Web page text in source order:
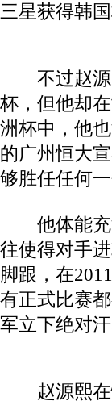
三星获得韩
不过赵源
杯，但他却
洲杯中，他
的广州恒大
够胜任任何一
他体能充
往使得对手
脚跟，在
有正式比赛
军立下绝对汗
赵源熙在